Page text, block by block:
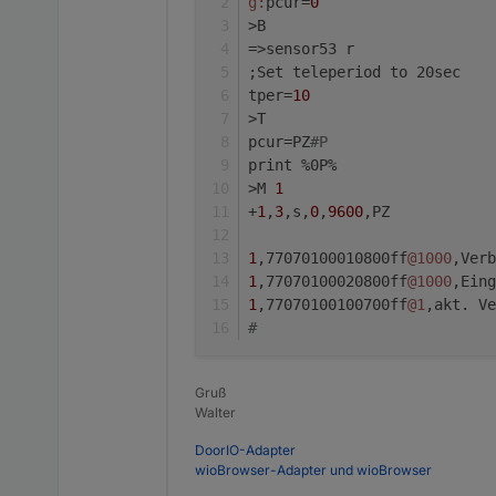
>B
=>sensor53 r
;Set teleperiod to 20sec
tper=10
>T
pcur=PZ#P
print %0P%
>M 1
+1, 3,s, 0, 9600,PZ
1,77070100010800ff@1000
1,77070100020800ff@1000
1,77070100100700ff@1,akt.
#
Gruß
Walter
DoorIO-Adapter
wioBrowser-Adapter und wioBrowser